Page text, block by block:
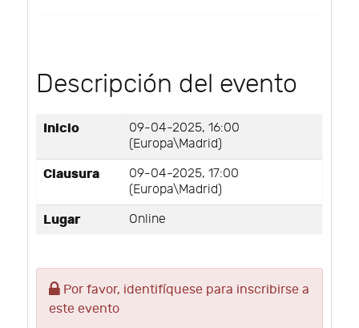
Descripción del evento
Inicio
09-04-2025, 16:00
(Europa\Madrid)
Clausura
09-04-2025, 17:00
(Europa\Madrid)
Lugar Online
Por favor, identifíquese para inscribirse a
este evento